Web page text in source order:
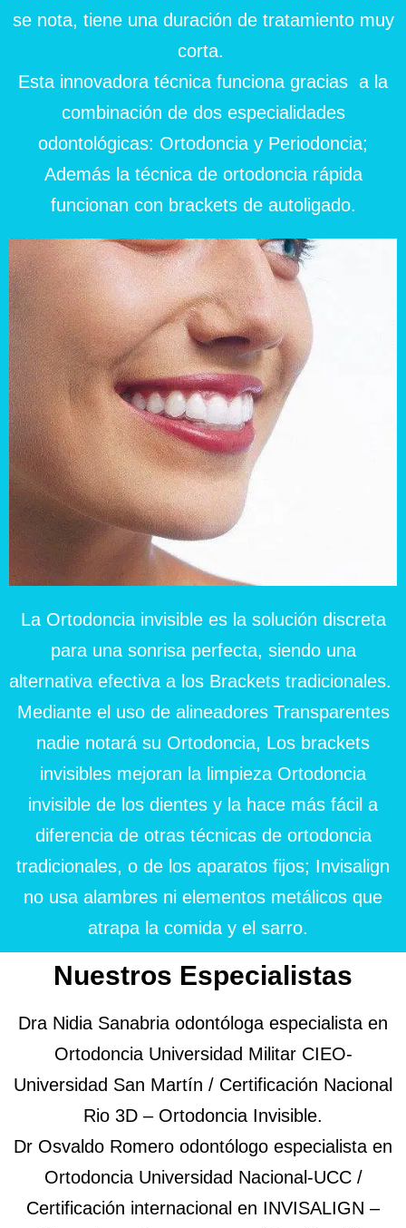
se nota, tiene una duración de tratamiento muy
corta.
Esta innovadora técnica funciona gracias a la
combinación de dos especialidades
odontológicas: Ortodoncia y Periodoncia;
Además la técnica de ortodoncia rápida
funcionan con brackets de autoligado.
La Ortodoncia invisible es la solución discreta
para una sonrisa perfecta, siendo una
alternativa efectiva a los Brackets tradicionales.
Mediante el uso de alineadores Transparentes
nadie notará su Ortodoncia, Los brackets
invisibles mejoran la limpieza Ortodoncia
invisible de los dientes y la hace más fácil a
diferencia de otras técnicas de ortodoncia
tradicionales, o de los aparatos fijos; Invisalign
no usa alambres ni elementos metálicos que
atrapa la comida y el sarro.
Nuestros Especialistas
Dra Nidia Sanabria odontóloga especialista en
Ortodoncia Universidad Militar CIEO-
Universidad San Martín / Certificación Nacional
Rio 3D – Ortodoncia Invisible.
Dr Osvaldo Romero odontólogo especialista en
Ortodoncia Universidad Nacional-UCC /
Certificación internacional en INVISALIGN –